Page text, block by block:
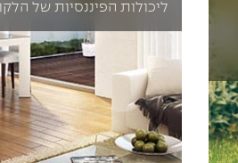
ליכולות הפיננסיות של